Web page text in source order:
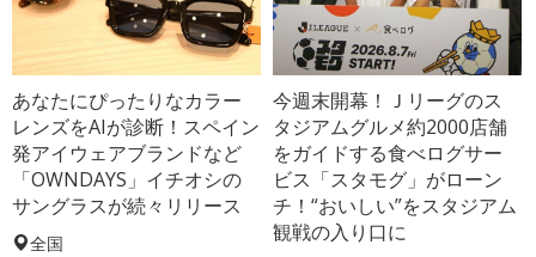
あなたにぴったりなカラー
レンズをAIが診断！スペイン
発アイウェアブランドなど
「OWNDAYS」イチオシの
サングラスが続々リリース
全国
今週末開幕！Ｊリーグのス
タジアムグルメ約2000店舗
をガイドする食べログサー
ビス「スタモグ」がローン
チ！“おいしい”をスタジアム
観戦の入り口に